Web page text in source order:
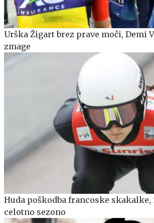
Urška Žigart brez prave moči, Demi
zmage
Huda poškodba francoske
celotno sezono